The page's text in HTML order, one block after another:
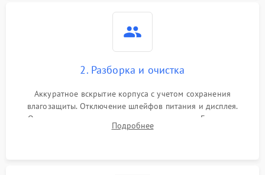
2. Разборка и очистка
Аккуратное вскрытие корпуса с учетом сохранения
влагозащиты. Отключение шлейфов питания и дисплея.
Очистка внутренних плат от окислов и пыли. Бережная
обработка германиевого объектива специализированными
Подробнее